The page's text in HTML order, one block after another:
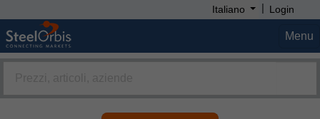
Italiano | Login
Menu